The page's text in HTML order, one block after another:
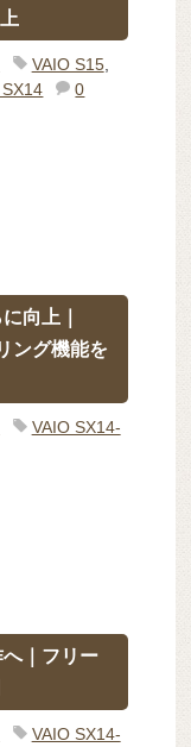
VAIO S15,
0
向上｜
ング機能を
VAIO SX14-
｜フリー
VAIO SX14-